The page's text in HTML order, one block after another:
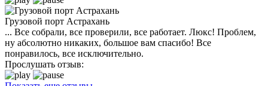
Грузовой порт Астрахань
... Все собрали, все проверили, все работает. Люкс! Проблем,
ну абсолютно никаких, большое вам спасибо! Все
понравилось, все исключительно.
Прослушать отзыв: